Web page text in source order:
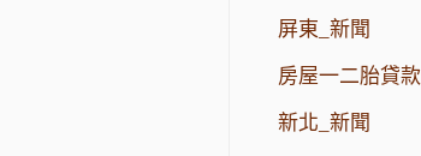
屏東_新聞
房屋一二胎貸款
新北_新聞